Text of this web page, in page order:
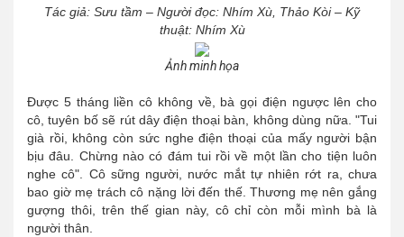
Tác giả: Sưu tầm – Người đọc: Nhím Xù, Thảo Kòi – Kỹ
thuật: Nhím Xù
Ảnh minh họa
Được 5 tháng liền cô không về, bà gọi điện ngược lên cho
cô, tuyên bố sẽ rút dây điện thoại bàn, không dùng nữa. "Tui
già rồi, không còn sức nghe điện thoại của mấy người bận
bịu đâu. Chừng nào có đám tui rồi về một lần cho tiện luôn
nghe cô". Cô sững người, nước mắt tự nhiên rớt ra, chưa
bao giờ mẹ trách cô nặng lời đến thế. Thương mẹ nên gắng
gượng thôi, trên thế gian này, cô chỉ còn mỗi mình bà là
người thân.